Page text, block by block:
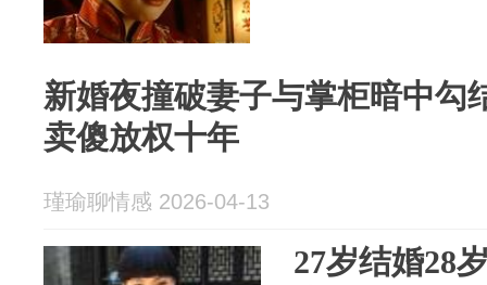
新婚夜撞破妻子与掌柜暗中勾
卖傻放权十年
瑾瑜聊情感 2026-04-13
27岁结婚28